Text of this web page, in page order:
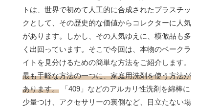
トは、世界で初めて人工的に合成されたプラスチッ
クとして、その歴史的な価値からコレクターに人気
があります。しかし、その人気ゆえに、模倣品も多
く出回っています。そこで今回は、本物のベークラ
イトを見分けるための簡単な方法をご紹介します。
最も手軽な方法の一つに、家庭用洗剤を使う方法が
あります。 「409」などのアルカリ性洗剤を綿棒に
少量つけ、アクセサリーの裏側など、目立たない場